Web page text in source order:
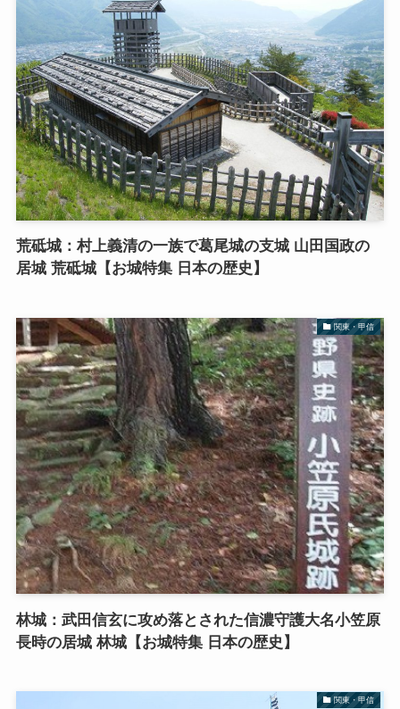
荒砥城：村上義清の一族で葛尾城の支城 山田国政の
居城 荒砥城【お城特集 日本の歴史】
関東・甲信
林城：武田信玄に攻め落とされた信濃守護大名小笠原
長時の居城 林城【お城特集 日本の歴史】
関東・甲信